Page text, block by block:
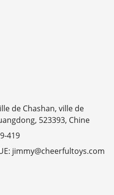
de Chashan, ville de
523393, Chine
419
jimmy@cheerfultoys.com